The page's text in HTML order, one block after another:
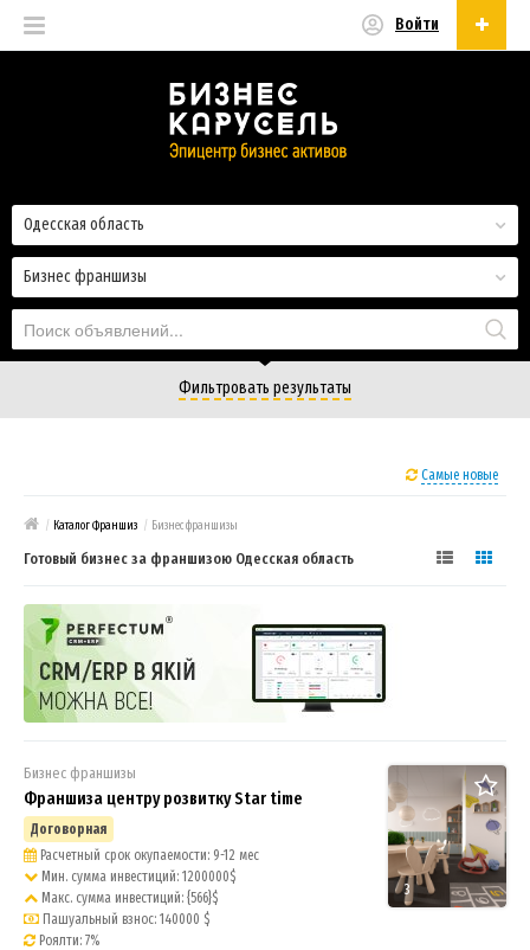
Войти
Бизнес франшизы
Одесская область
Фильтровать результаты
Самые новые
/ Каталог Франшиз / Бизнес франшизы
Готовый бизнес за франшизою Одесская область
3
Бизнес франшизы
Франшиза центру розвитку Star time
Договорная
Расчетный срок окупаемости: 9-12 мес
Мин. сумма инвестиций: 1200000$
Макс. сумма инвестиций: {566}$
Пашуальный взнос: 140000 $
Роялти: 7%